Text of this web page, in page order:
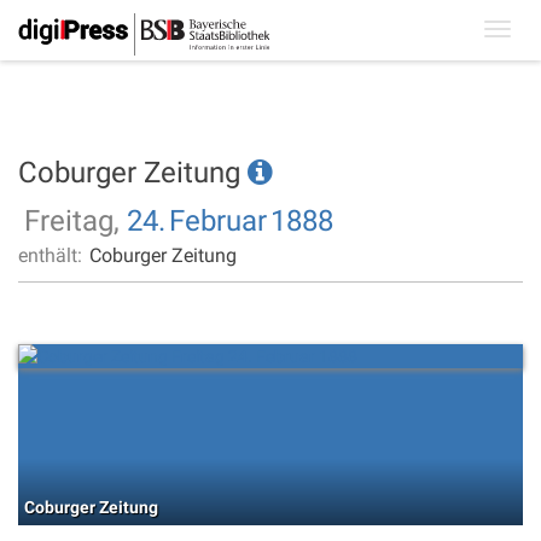
Coburger Zeitung
Freitag, 24. Februar1888
enthält: Coburger Zeitung
Coburger Zeitung